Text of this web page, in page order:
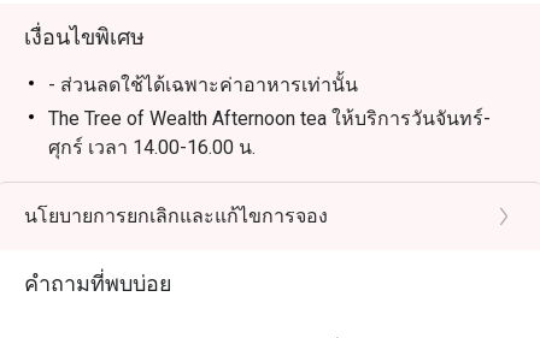
เงื่อนไขพิเศษ
- ส่วนลดใช้ได้เฉพาะค่าอาหารเท่านั้น
The Tree of Wealth Afternoon tea ให้บริการวันจันทร์-
ศุกร์ เวลา 14.00-16.00 น.
- กรุณาจองล่วงหน้าอย่างน้อย 45 นาที ชุดน้ำชายามบ่าย
จะพร้อมเสริฟใน 25 นาที หลังจากที่คุณลูกค้ามาถึง
นโยบายการยกเลิกและแก้ไขการจอง
คำถามที่พบบ่อย